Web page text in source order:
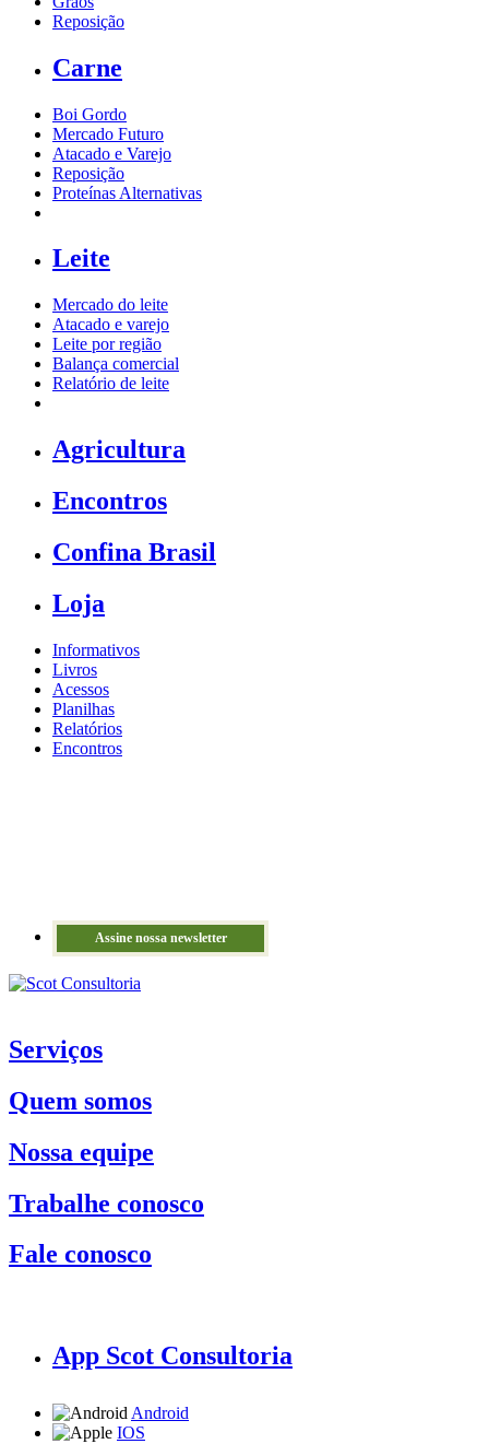
Reposição
Carne
Boi Gordo
Mercado Futuro
Atacado e Varejo
Reposição
Proteínas Alternativas
Leite
Mercado do leite
Atacado e varejo
Leite por região
Balança comercial
Relatório de leite
Agricultura
Encontros
Confina Brasil
Loja
Informativos
Livros
Acessos
Planilhas
Relatórios
Encontros
Assine nossa newsletter
Serviços
Quem somos
Nossa equipe
Trabalhe conosco
Fale conosco
App Scot Consultoria
Android
IOS